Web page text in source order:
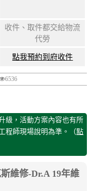
收件、取件都交給物流
代勞
點我預約到府收件
6536
級，活動方案內容也有所
程師現場說明為準。（點
維修-Dr.A 19年維